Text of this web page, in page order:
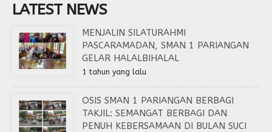
LATEST NEWS
MENJALIN SILATURAHMI
PASCARAMADAN, SMAN 1 PARIANGAN
GELAR HALALBIHALAL
1 tahun yang lalu
OSIS SMAN 1 PARIANGAN BERBAGI
TAKJIL: SEMANGAT BERBAGI DAN
PENUH KEBERSAMAAN DI BULAN SUCI